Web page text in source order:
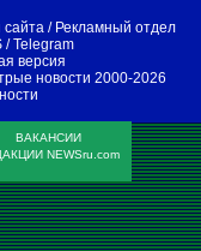
сайта / Рекламный отдел
/Telegram
версия
новости 2000-2026
ВАКАНСИИ
NEWSru.com